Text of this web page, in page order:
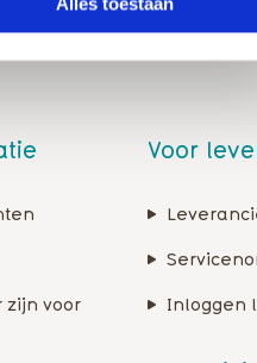
zijn voor
Voor
Inloggen